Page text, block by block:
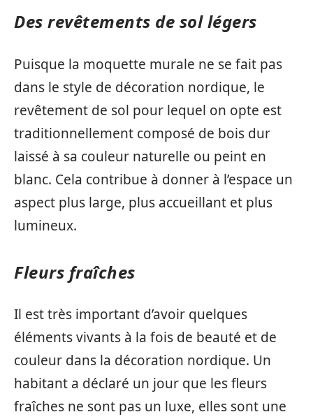
Des revêtements de sol légers
Puisque la moquette murale ne se fait pas
dans le style de décoration nordique, le
revêtement de sol pour lequel on opte est
traditionnellement composé de bois dur
laissé à sa couleur naturelle ou peint en
blanc. Cela contribue à donner à l’espace un
aspect plus large, plus accueillant et plus
lumineux.
Fleurs fraîches
Il est très important d’avoir quelques
éléments vivants à la fois de beauté et de
couleur dans la décoration nordique. Un
habitant a déclaré un jour que les fleurs
fraîches ne sont pas un luxe, elles sont une